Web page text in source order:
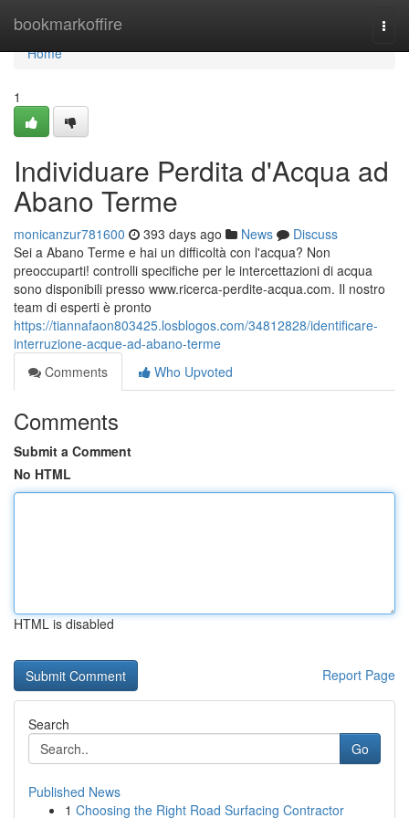
bookmarkoffire
Home
Home
1
Individuare Perdita d'Acqua ad
Abano Terme
monicanzur781600 393 days ago News
Discuss
Sei a Abano Terme e hai un difficoltà con l'acqua? Non
preoccuparti! controlli specifiche per le intercettazioni di acqua
sono disponibili presso www.ricerca-perdite-acqua.com. Il nostro
team di esperti è pronto
https://tiannafaon803425.losblogos.com/34812828/identificare-
interruzione-acque-ad-abano-terme
Comments
Who Upvoted
Comments
Submit a Comment
No HTML
HTML is disabled
Report Page
Search
Go
Published News
1 Choosing the Right Road Surfacing Contractor